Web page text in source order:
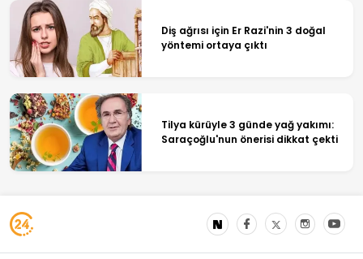
Diş ağrısı için Er Razi'nin 3 doğal
yöntemi ortaya çıktı
Tilya kürüyle 3 günde yağ yakımı:
Saraçoğlu'nun önerisi dikkat çekti